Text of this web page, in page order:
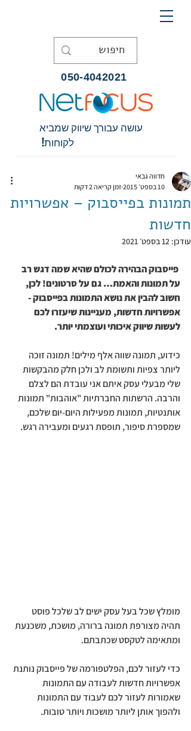
050-4042021
עושה עבורך שיווק שמביא
לקוחות!
תמונות בפייסבוק – אפשרויות
חדשות
חדווה גבאי
10 בספט׳ 2015
זמן קריאה 2 דקות
עודכן: 12 בספט׳ 2021
פייסבוק הבהירה לכולם שהיא שמה דגש רב
על תמונות והאמת… גם על סרטונים! לכן,
חשוב להבין את נושא התמונות בפייסבוק -
אפשרויות חדשות, מעניינות שיעזרו לכם
לעשות שיווק איכותי ועוצמתי יותר.
כידוע, תמונה שווה אלף מילים! תמונה זוכה
ליותר צפיות ותשומת לב ולכן חלק מהבקשות
שלי מבעלי עסק איתם אני עובדת הם לצלם
והרבה. הרשתות החברתיות "אוהבות" תמונות
אותנטיות, תמונות מפעילות היום-יום שלכם,
שמספרת סיפור, תופסת רגעים ומעבירה רגש.
מומלץ שכל בעל עסק ישים לב שלכל פוסט
תהיה מצורפת תמונה ברורה, מושכת, משכנעת
ומתאימה לטקסט שכתבתם.
כדי לעזור לכם, הפלטפורמה של פייסבוק נותנת
אפשרויות חדשות לעבודה עם התמונות
שאמורות לעזור לכם לעבוד עם התמונות
ולהפוך אותן ליותר מושכות ויותר טובות.